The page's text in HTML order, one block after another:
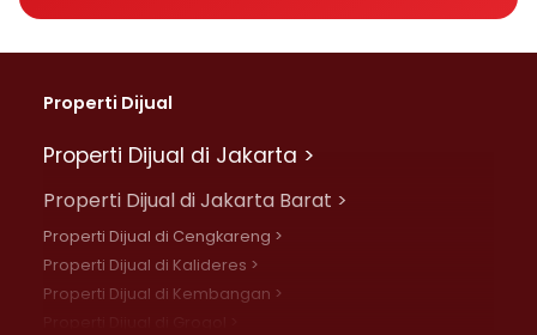
Properti Dijual
Properti Dijual di Jakarta >
Properti Dijual di Jakarta Barat >
Properti Dijual di Cengkareng >
Properti Dijual di Kalideres >
Properti Dijual di Kembangan >